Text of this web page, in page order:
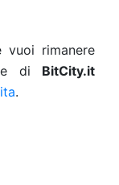
rimanere
di BitCity.it
.